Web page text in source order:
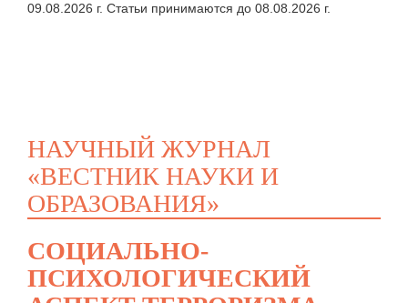
09.08.2026 г. Статьи принимаются до 08.08.2026 г.
НАУЧНЫЙ ЖУРНАЛ
«ВЕСТНИК НАУКИ И
ОБРАЗОВАНИЯ»
СОЦИАЛЬНО-
ПСИХОЛОГИЧЕСКИЙ